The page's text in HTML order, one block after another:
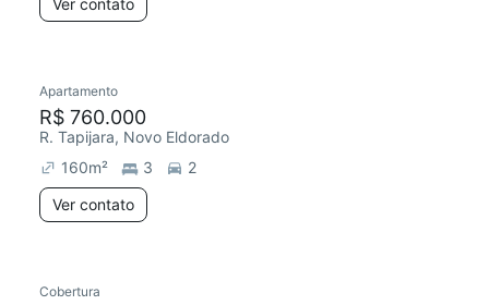
Ver contato
Apartamento
R$ 760.000
R. Tapijara, Novo Eldorado
160m² 3
2
Ver contato
Cobertura